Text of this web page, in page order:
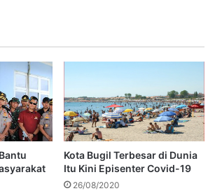
Kota Bugil Terbesar di Dunia
Itu Kini Episenter Covid-19
26/08/2020